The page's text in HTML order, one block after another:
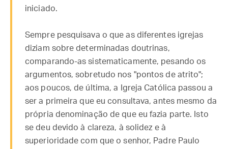
iniciado.
Sempre pesquisava o que as diferentes igrejas
diziam sobre determinadas doutrinas,
comparando-as sistematicamente, pesando os
argumentos, sobretudo nos "pontos de atrito";
aos poucos, de última, a Igreja Católica passou a
ser a primeira que eu consultava, antes mesmo da
própria denominação de que eu fazia parte. Isto
se deu devido à clareza, à solidez e à
superioridade com que o senhor, Padre Paulo